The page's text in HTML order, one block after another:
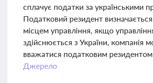
сплачує податки за українськими
Податковий резидент
місцем управління, якщо
здійснюється з України, компанія
вважатися податковим резидентом
Джерело